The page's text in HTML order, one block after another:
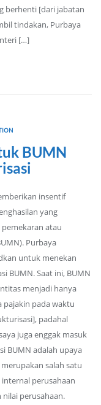
berhenti [dari jabatan
tindakan, Purbaya
[…]
BUMN
insentif
yang
atau
Purbaya
untuk menekan
BUMN. Saat ini, BUMN
menjadi hanya
pajakin pada waktu
padahal
juga enggak masuk
BUMN adalah upaya
salah satu
perusahaan
perusahaan.